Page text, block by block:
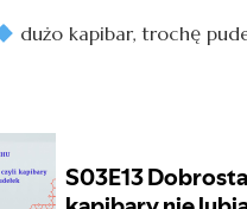
dużo kapibar, trochę